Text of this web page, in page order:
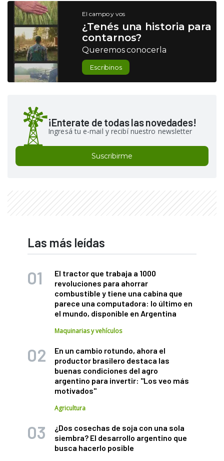
El campo y vos
¿Tenés una historia para
contarnos?
Queremos conocerla
Escribinos
¡Enterate de todas las novedades!
Ingresá tu e-mail y recibí nuestro newsletter
Suscribirme
Las más leídas
El tractor que trabaja a 1000
revoluciones para ahorrar
combustible y tiene una cabina que
parece una computadora: lo último en
el mundo, disponible en Argentina
Maquinarias y vehículos
En un cambio rotundo, ahora el
productor brasilero destaca las
buenas condiciones del agro
argentino para invertir: "Los veo más
motivados"
Agricultura
¿Dos cosechas de soja con una sola
siembra? El desarrollo argentino que
busca hacerlo posible